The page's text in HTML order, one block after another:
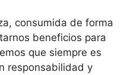
consumida de forma
beneficios para
que siempre es
responsabilidad y